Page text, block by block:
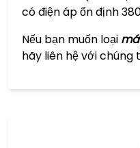
có điện áp ổn định
Nếu bạn muốn loại
hãy liên hệ với